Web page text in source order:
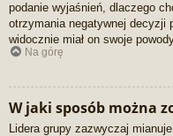
podanie wyjaśnień, dlaczego
otrzymania negatywnej decyzji
widocznie miał on swoje
Na górę
W jaki sposób można
Lidera grupy zazwyczaj